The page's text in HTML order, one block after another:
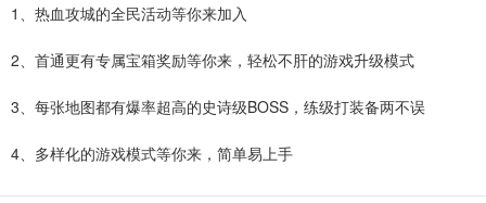
1、热血攻城的全民活动等你来加入
2、首通更有专属宝箱奖励等你来，轻松不肝的游戏升级模式
3、每张地图都有爆率超高的史诗级BOSS，练级打装备两不误
4、多样化的游戏模式等你来，简单易上手